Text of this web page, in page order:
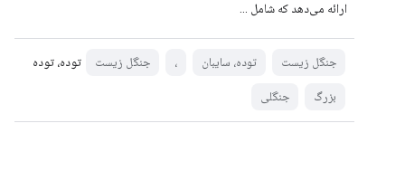
ارائه می‌دهد که شامل ...
جنگل زیست توده، سایبان ، جنگل زیست توده، توده
بزرگ جنگلی